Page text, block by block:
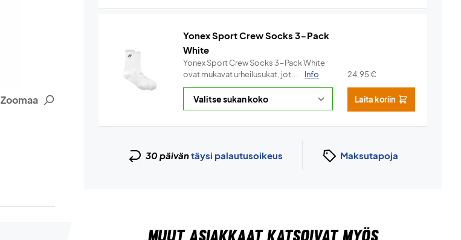
Zoomaa
Yonex Sport Crew Socks 3-Pack
White
Yonex Sport Crew Socks 3-Pack White
ovat mukavat urheilusukat, jot...
Info 24,95€
Laita koriin
30 päiväntäysi palautusoikeus Maksutapoja
MUUT ASIAKKAAT KATSOIVAT MYÖS